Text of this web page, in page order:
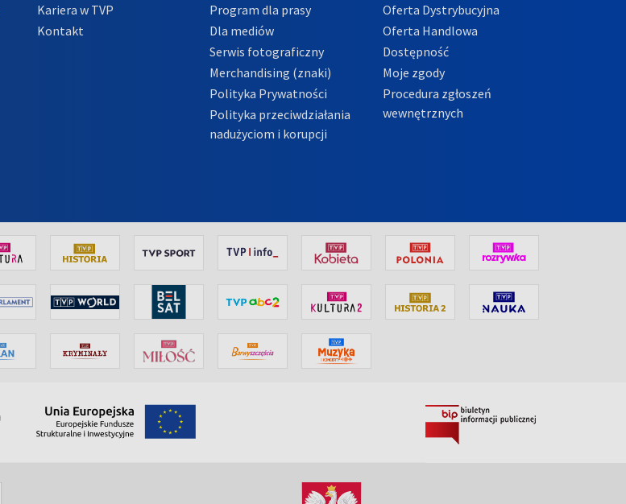
Kariera w TVP
Kontakt
Program dla prasy
Dla mediów
Serwis fotograficzny
Merchandising (znaki)
Polityka Prywatności
Polityka przeciwdziałania
nadużyciom i korupcji
Oferta Dystrybucyjna
Oferta Handlowa
Dostępność
Moje zgody
Procedura zgłoszeń
wewnętrznych